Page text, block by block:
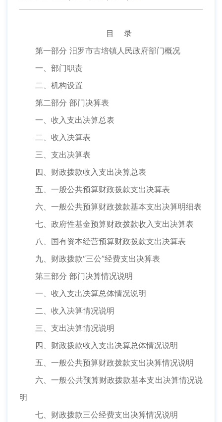
目 录
第一部分 汨罗市古培镇人民政府部门概况
一、部门职责
二、机构设置
第二部分 部门决算表
一、收入支出决算总表
二、收入决算表
三、支出决算表
四、财政拨款收入支出决算总表
五、一般公共预算财政拨款支出决算表
六、一般公共预算财政拨款基本支出决算明细表
七、政府性基金预算财政拨款收入支出决算表
八、国有资本经营预算财政拨款支出决算表
九、财政拨款“三公”经费支出决算表
第三部分 部门决算情况说明
一、收入支出决算总体情况说明
二、收入决算情况说明
三、支出决算情况说明
四、财政拨款收入支出决算总体情况说明
五、一般公共预算财政拨款支出决算情况说明
六、一般公共预算财政拨款基本支出决算情况说
明
七、财政拨款三公经费支出决算情况说明